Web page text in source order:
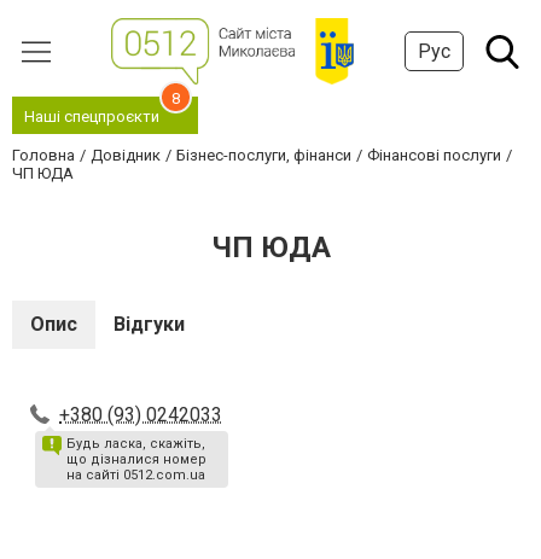
Рус
Наші спецпроєкти
8
Головна Довідник Бізнес-послуги, фінанси
Фінансові послуги
ЧП ЮДА
ЧП ЮДА
Опис Відгуки
+380 (93) 0242033
Будь ласка, скажіть,
що дізналися номер
на сайті 0512.com.ua